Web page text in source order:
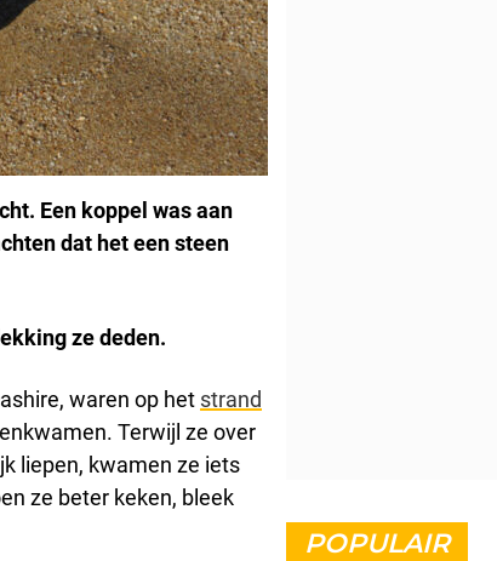
Een koppel was aan
dat het een steen
ze deden.
waren op het strand
Terwijl ze over
liepen, kwamen ze iets
ze beter keken, bleek
POPULAIR